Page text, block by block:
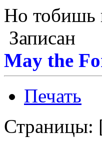
Но тобишь
Записан
May the
Печать
Страницы: